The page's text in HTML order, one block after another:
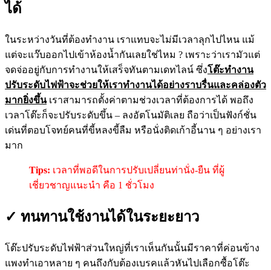
ได้
ในระหว่างวันที่ต้องทำงาน เราแทบจะไม่มีเวลาลุกไปไหน แม้
แต่จะแว๊บออกไปเข้าห้องน้ำกันเลยใช่ไหม ? เพราะว่าเรามัวแต่
จดจ่ออยู่กับการทำงานให้เสร็จทันตามเดทไลน์ ซึ่งโต๊ะทำงาน
ปรับระดับไฟฟ้าจะช่วยให้เราทำงานได้อย่างราบรื่นและคล่องตัว
มากยิ่งขึ้นเราสามารถตั้งค่าตามช่วงเวลาที่ต้องการได้ พอถึง
เวลาโต๊ะก็จะปรับระดับขึ้น – ลงอัตโนมัติเลย ถือว่าเป็นฟังก์ชั่น
เด่นที่ตอบโจทย์คนที่ขี้หลงขี้ลืม หรือนั่งติดเก้าอี้นาน ๆ อย่างเรา
มาก
Tips: เวลาที่พอดีในการปรับเปลี่ยนท่านั่ง-ยืน ที่ผู้
เชี่ยวชาญแนะนำ คือ 1 ชั่วโมง
✓ ทนทานใช้งานได้ในระยะยาว
โต๊ะปรับระดับไฟฟ้าส่วนใหญ่ที่เราเห็นกันนั้นมีราคาที่ค่อนข้าง
แพงทำเอาหลาย ๆ คนถึงกับต้องเบรคแล้วหันไปเลือกซื้อโต๊ะ